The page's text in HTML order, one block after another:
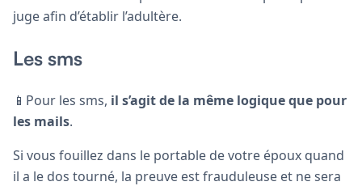
juge afin d’établir l’adultère.
Les sms
📱Pour les sms, il s’agit de la même logique que pour
les mails.
Si vous fouillez dans le portable de votre époux quand
il a le dos tourné, la preuve est frauduleuse et ne sera